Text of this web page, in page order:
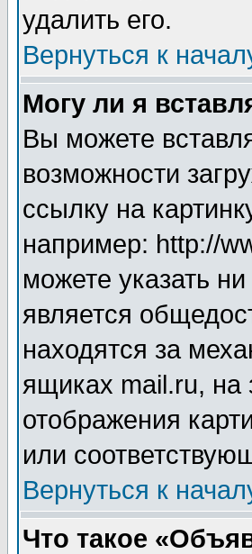
удалить его.
Вернуться к
Могу ли я
Вы можете
возможности
ссылку на
например: http://
можете указать
является
находятся за
ящиках mail.ru,
отображения
или
Вернуться к
Что такое